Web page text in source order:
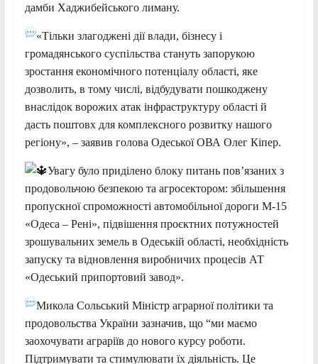
дамби Хаджибейського лиману.
«Тільки злагоджені дії влади, бізнесу і
громадянського суспільства стануть запорукою
зростання економічного потенціалу області, яке
дозволить, в тому числі, відбудувати пошкоджену
внаслідок ворожих атак інфраструктуру області й
дасть поштовх для комплексного розвитку нашого
регіону», – заявив голова Одеської ОВА Олег Кіпер.
Увагу було приділено блоку питань пов’язаних з
продовольчою безпекою та агросектором: збільшення
пропускної спроможності автомобільної дороги М-15
«Одеса – Рені», підвішення проєктних потужностей
зрошувальних земель в Одеській області, необхідність
запуску та відновлення виробничих процесів АТ
«Одеський припортовий завод».
Микола Сольський Міністр аграрної політики та
продовольства України зазначив, що “ми маємо
заохочувати аграріїв до нового курсу роботи.
Підтримувати та стимулювати їх діяльність. Це